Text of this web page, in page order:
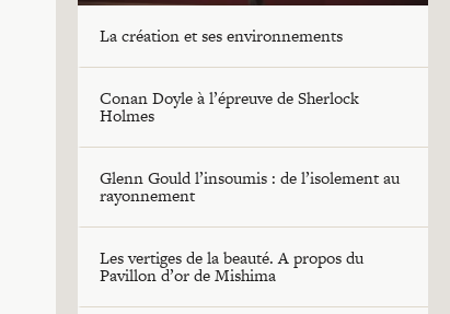
La création et ses environnements
Conan Doyle à l’épreuve de Sherlock
Holmes
Glenn Gould l’insoumis : de l’isolement au
rayonnement
Les vertiges de la beauté. A propos du
Pavillon d’or de Mishima